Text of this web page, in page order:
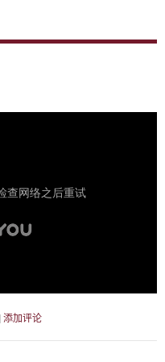
添加评论